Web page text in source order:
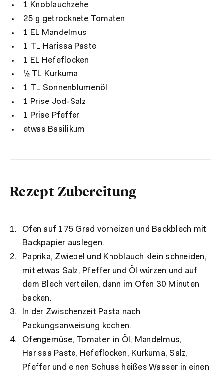
1 Knoblauchzehe
25 g getrocknete Tomaten
1 EL Mandelmus
1 TL Harissa Paste
1 EL Hefeflocken
½ TL Kurkuma
1 TL Sonnenblumenöl
1 Prise Jod-Salz
1 Prise Pfeffer
etwas Basilikum
Rezept Zubereitung
Ofen auf 175 Grad vorheizen und Backblech mit
Backpapier auslegen.
Paprika, Zwiebel und Knoblauch klein schneiden,
mit etwas Salz, Pfeffer und Öl würzen und auf
dem Blech verteilen, dann im Ofen 30 Minuten
backen.
In der Zwischenzeit Pasta nach
Packungsanweisung kochen.
Ofengemüse, Tomaten in Öl, Mandelmus,
Harissa Paste, Hefeflocken, Kurkuma, Salz,
Pfeffer und einen Schuss heißes Wasser in einen